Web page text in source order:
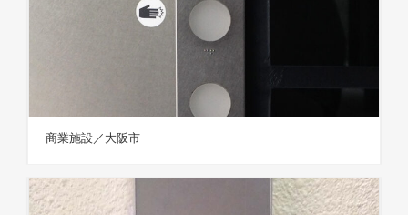
商業施設／大阪市